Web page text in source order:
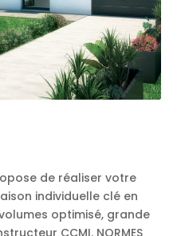
de réaliser votre
individuelle clé en
optimisé, grande
CCMI. NORMES